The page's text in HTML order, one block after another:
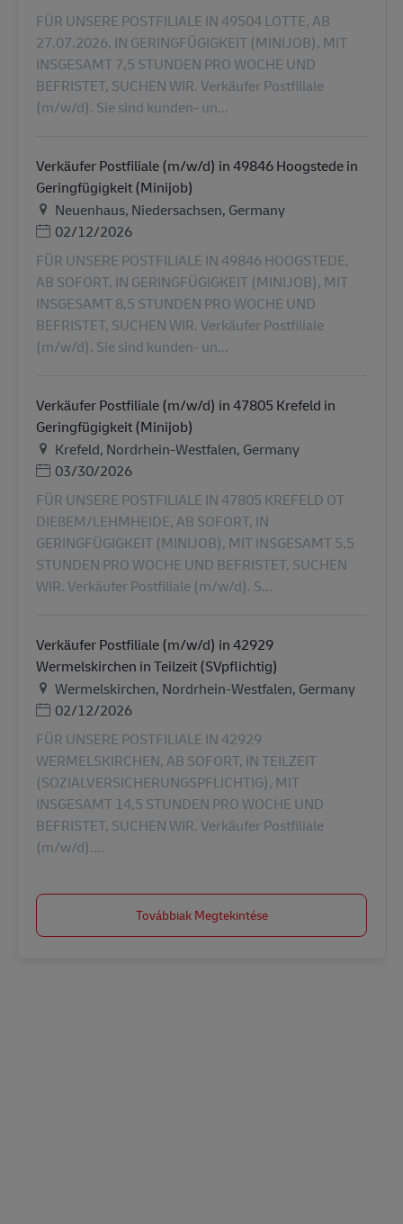
FÜR UNSERE POSTFILIALE IN 49504 LOTTE, AB
27.07.2026, IN GERINGFÜGIGKEIT (MINIJOB), MIT
INSGESAMT 7,5 STUNDEN PRO WOCHE UND
BEFRISTET, SUCHEN WIR. Verkäufer Postfiliale
(m/w/d). Sie sind kunden- un...
Verkäufer Postfiliale (m/w/d) in 49846 Hoogstede in
Geringfügigkeit (Minijob)
Helyszín
Neuenhaus, Niedersachsen, Germany
Posted Date
02/12/2026
FÜR UNSERE POSTFILIALE IN 49846 HOOGSTEDE,
AB SOFORT, IN GERINGFÜGIGKEIT (MINIJOB), MIT
INSGESAMT 8,5 STUNDEN PRO WOCHE UND
BEFRISTET, SUCHEN WIR. Verkäufer Postfiliale
(m/w/d). Sie sind kunden- un...
Verkäufer Postfiliale (m/w/d) in 47805 Krefeld in
Geringfügigkeit (Minijob)
Helyszín
Krefeld, Nordrhein-Westfalen, Germany
Posted Date
03/30/2026
FÜR UNSERE POSTFILIALE IN 47805 KREFELD OT
DIEßEM/LEHMHEIDE, AB SOFORT, IN
GERINGFÜGIGKEIT (MINIJOB), MIT INSGESAMT 5,5
STUNDEN PRO WOCHE UND BEFRISTET, SUCHEN
WIR. Verkäufer Postfiliale (m/w/d). S...
Verkäufer Postfiliale (m/w/d) in 42929
Wermelskirchen in Teilzeit (SVpflichtig)
Helyszín
Wermelskirchen, Nordrhein-Westfalen, Germany
Posted Date
02/12/2026
FÜR UNSERE POSTFILIALE IN 42929
WERMELSKIRCHEN, AB SOFORT, IN TEILZEIT
(SOZIALVERSICHERUNGSPFLICHTIG), MIT
INSGESAMT 14,5 STUNDEN PRO WOCHE UND
BEFRISTET, SUCHEN WIR. Verkäufer Postfiliale
(m/w/d)....
Továbbiak Megtekintése